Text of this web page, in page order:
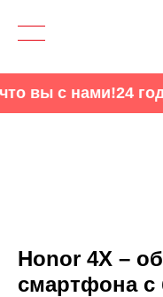
24 года МТС
Honor 4X –
смартфона